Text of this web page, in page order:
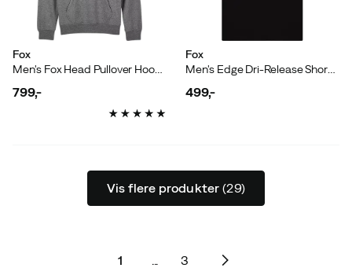
Fox
Men's Fox Head Pullover Hoodie Heather Graphite
799,-
Fox
Men's Edge Dri-Release Short Sleeve Tee Black
499,-
Vis flere produkter (29)
1 ... 3